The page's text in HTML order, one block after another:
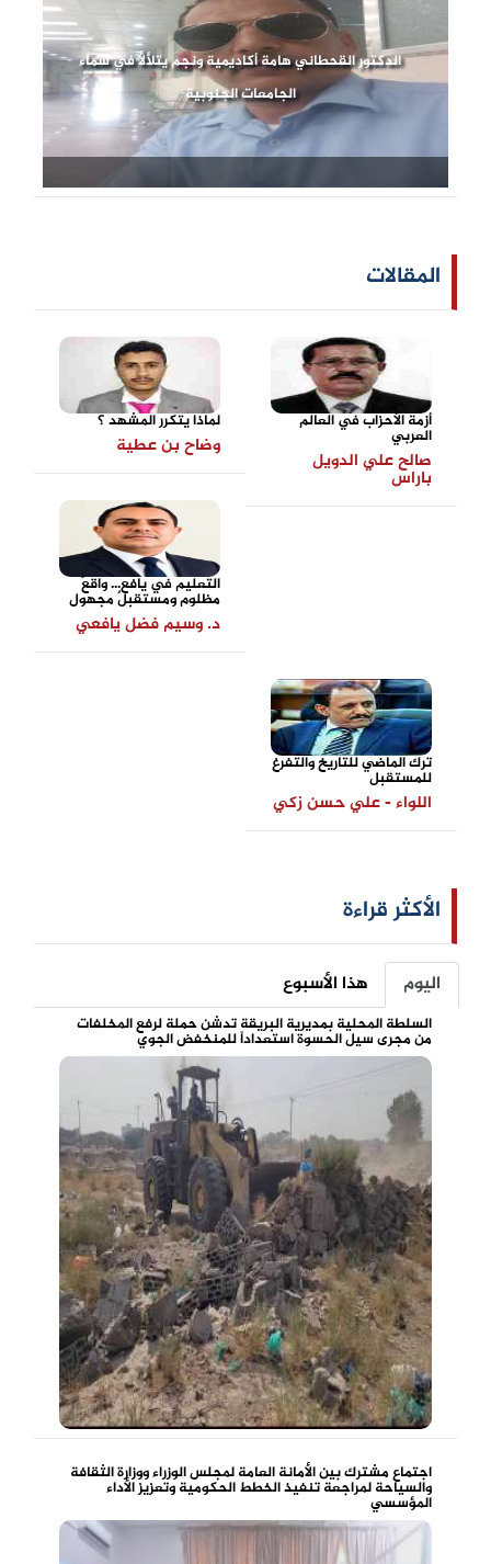
الدكتور القحطاني هامة أكاديمية ونجم يتلألأ في سماء
الجامعات الجنوبية
المقالات
أزمة الأحزاب في العالم
العربي
صالح علي الدويل
باراس
لماذا يتكرر المشهد ؟
وضاح بن عطية
التعليم في يافع... واقعٌ
مظلوم ومستقبلٌ مجهول
د. وسيم فضل يافعي
ترك الماضي للتاريخ والتفرغ
للمستقبل
اللواء - علي حسن زكي
الأكثر قراءة
اليوم هذا الأسبوع
السلطة المحلية بمديرية البريقة تدشن حملة لرفع المخلفات
من مجرى سيل الحسوة استعداداً للمنخفض الجوي
اجتماع مشترك بين الأمانة العامة لمجلس الوزراء ووزارة الثقافة
والسياحة لمراجعة تنفيذ الخطط الحكومية وتعزيز الأداء
المؤسسي